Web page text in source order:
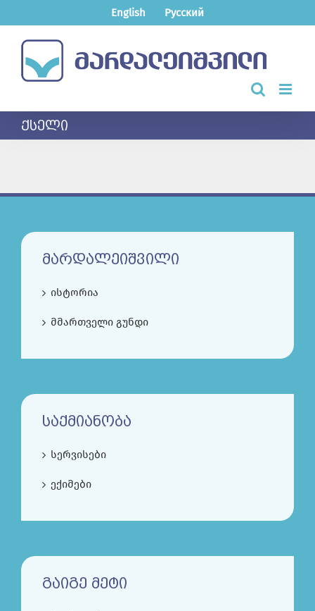
English Русский
ᲥᲡᲔᲚᲘ
ᲛᲐᲠᲓᲐᲚᲔᲘᲨᲕᲘᲚᲘ
ისტორია
მმართველი გუნდი
ᲡᲐᲥᲛᲘᲐᲜᲝᲑᲐ
სერვისები
ექიმები
ᲒᲐᲘᲒᲔ ᲛᲔᲢᲘ